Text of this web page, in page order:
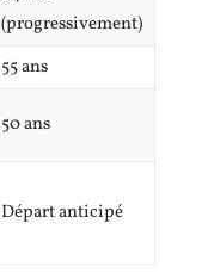
(progressivement)
55 ans
50 ans
Départ anticipé